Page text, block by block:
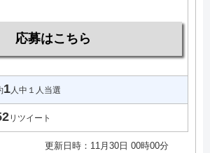
応募はこちら
1人中１人当選
リツイート
更新日時：11月30日 00時00分